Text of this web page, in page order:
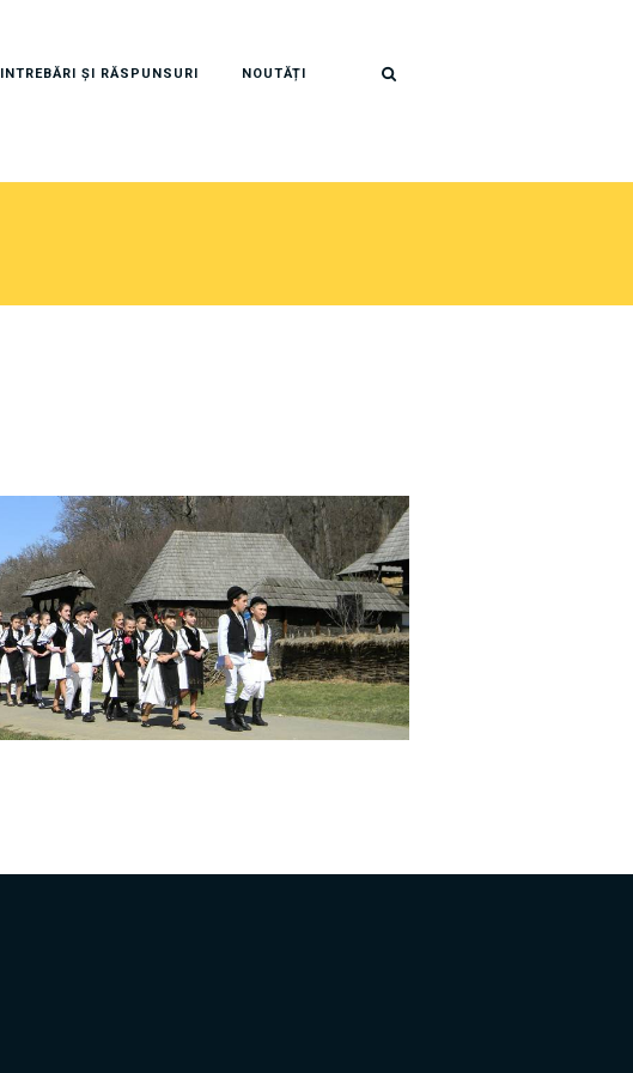
INTREBĂRI ȘI RĂSPUNSURI NOUTĂȚI